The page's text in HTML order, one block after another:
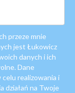
przeze mnie
jest Łukowicz
danych i ich
Dane
realizowania i
działań na Twoje